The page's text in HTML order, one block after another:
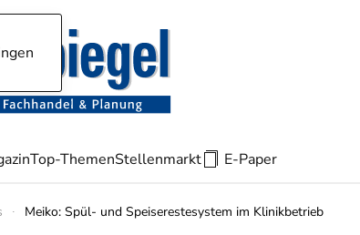
Top-ThemenStellenmarkt E-Paper
Meiko: Spül- und Speiserestesystem im Klinikbetrieb